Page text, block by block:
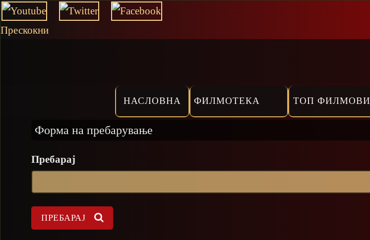
Прескокни
НАСЛОВНА ФИЛМОТЕКА ТОП ФИЛМОВИ
Форма на пребарување
Пребарај